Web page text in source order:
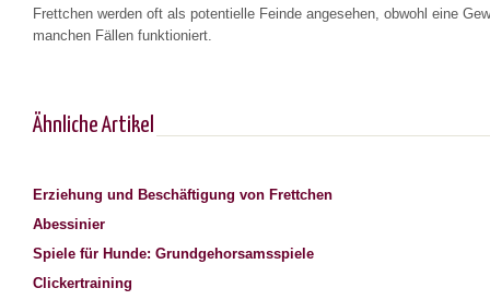
Frettchen werden oft als potentielle Feinde angesehen, obwohl eine
manchen Fällen funktioniert.
Ähnliche Artikel
Erziehung und Beschäftigung von Frettchen
Abessinier
Spiele für Hunde: Grundgehorsamsspiele
Clickertraining